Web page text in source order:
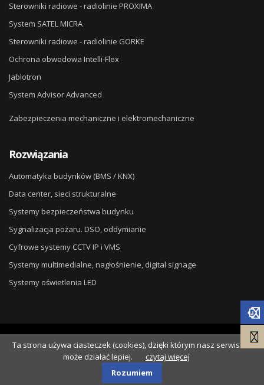
Ta strona używa ciasteczek (cookies), dzięki którym nasz serwis
może działać lepiej.
czytaj więcej
Rozumiem
Sterowniki radiowe - radiolinie PROXIMA
System SATEL MICRA
Sterowniki radiowe - radiolinie GORKE
Ochrona obwodowa Intelli-Flex
Jablotron
System Advisor Advanced
Zabezpieczenia mechaniczne i elektromechaniczne
Rozwiązania
Automatyka budynków (BMS / KNX)
Data center, sieci strukturalne
Systemy bezpieczeństwa budynku
Sygnalizacja pożaru. DSO, oddymianie
Cyfrowe systemy CCTV IP i VMS
Systemy multimedialne, nagłośnienie, digital signage
Systemy oświetlenia LED
© 2026 DG ELPRO
. Wdrożenie